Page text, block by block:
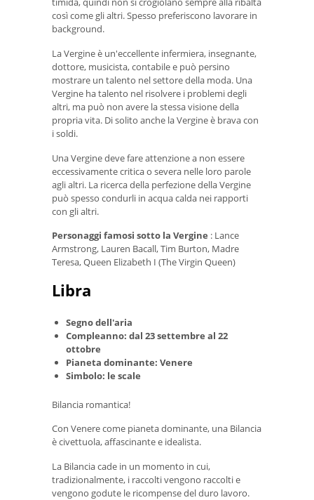
così come gli altri. Spesso preferiscono lavorare in
background.
La Vergine è un'eccellente infermiera, insegnante,
dottore, musicista, contabile e può persino
mostrare un talento nel settore della moda. Una
Vergine ha talento nel risolvere i problemi degli
altri, ma può non avere la stessa visione della
propria vita. Di solito anche la Vergine è brava con
i soldi.
Una Vergine deve fare attenzione a non essere
eccessivamente critica o severa nelle loro parole
agli altri. La ricerca della perfezione della Vergine
può spesso condurli in acqua calda nei rapporti
con gli altri.
Personaggi famosi sotto la Vergine : Lance
Armstrong, Lauren Bacall, Tim Burton, Madre
Teresa, Queen Elizabeth I (The Virgin Queen)
Libra
Segno dell'aria
Compleanno: dal 23 settembre al 22
ottobre
Pianeta dominante: Venere
Simbolo: le scale
Bilancia romantica!
Con Venere come pianeta dominante, una Bilancia
è civettuola, affascinante e idealista.
La Bilancia cade in un momento in cui,
tradizionalmente, i raccolti vengono raccolti e
vengono godute le ricompense del duro lavoro.